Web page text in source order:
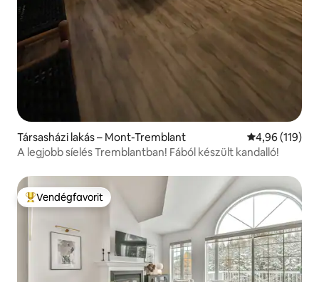
Társasházi lakás – Mont-Tremblant Átlagos
4,96 (119)
A legjobb síelés Tremblantban! Fából készült kandalló!
Kiemelt vendégfavorit
Vendégfavorit